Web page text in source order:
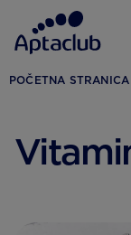
POČETNA STRANICA